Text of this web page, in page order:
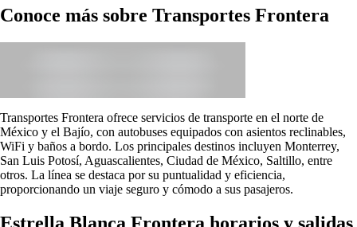
Conoce más sobre Transportes Frontera
Transportes Frontera ofrece servicios de transporte en el norte de
México y el Bajío, con autobuses equipados con asientos reclinables,
WiFi y baños a bordo. Los principales destinos incluyen Monterrey,
San Luis Potosí, Aguascalientes, Ciudad de México, Saltillo, entre
otros. La línea se destaca por su puntualidad y eficiencia,
proporcionando un viaje seguro y cómodo a sus pasajeros.